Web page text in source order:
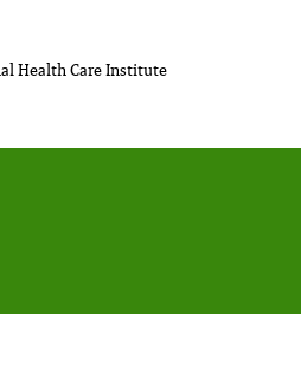
Health Care Institute